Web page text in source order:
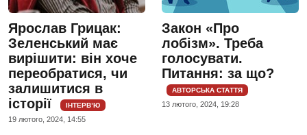
Ярослав Грицак:
Зеленський має
вирішити: він хоче
переобратися, чи
залишитися в
історії
ІНТЕРВ’Ю
19 лютого, 2024, 14:55
Закон «Про
лобізм». Треба
голосувати.
Питання: за що?
АВТОРСЬКА СТАТТЯ
13 лютого, 2024, 19:28